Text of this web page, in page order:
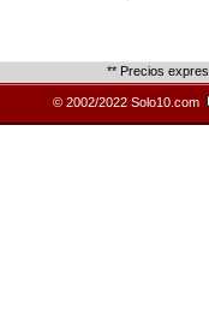
** Precios
© 2002/2022 Solo10.com